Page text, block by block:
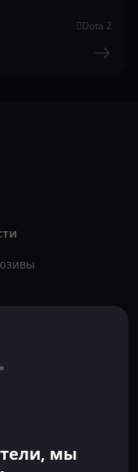
Dota 2
мы